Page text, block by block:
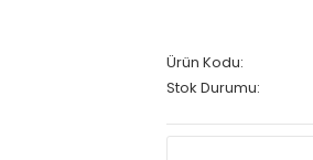
Ürün Kodu:
Stok Durumu: